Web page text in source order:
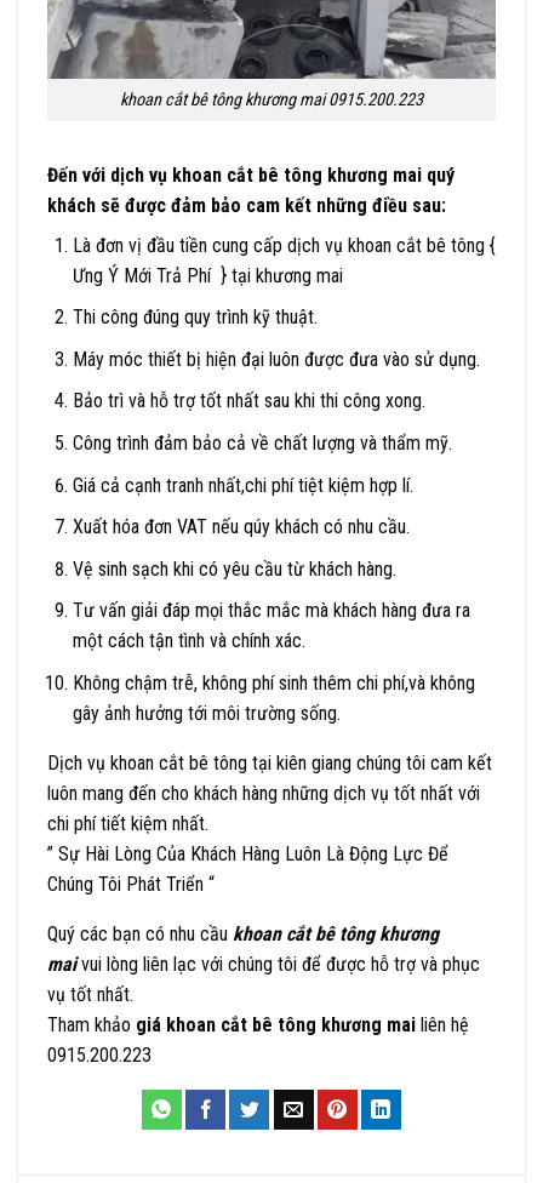
khoan cắt bê tông khương mai 0915.200.223
Đến với dịch vụ khoan cắt bê tông khương mai quý
khách sẽ được đảm bảo cam kết những điều sau:
Là đơn vị đầu tiền cung cấp dịch vụ khoan cắt bê tông {
Ưng Ý Mới Trả Phí } tại khương mai
Thi công đúng quy trình kỹ thuật.
Máy móc thiết bị hiện đại luôn được đưa vào sử dụng.
Bảo trì và hỗ trợ tốt nhất sau khi thi công xong.
Công trình đảm bảo cả về chất lượng và thẩm mỹ.
Giá cả cạnh tranh nhất,chi phí tiệt kiệm hợp lí.
Xuất hóa đơn VAT nếu qúy khách có nhu cầu.
Vệ sinh sạch khi có yêu cầu từ khách hàng.
Tư vấn giải đáp mọi thắc mắc mà khách hàng đưa ra
một cách tận tình và chính xác.
Không chậm trễ, không phí sinh thêm chi phí,và không
gây ảnh hưởng tới môi trường sống.
Dịch vụ khoan cắt bê tông tại kiên giang chúng tôi cam kết
luôn mang đến cho khách hàng những dịch vụ tốt nhất với
chi phí tiết kiệm nhất.
” Sự Hài Lòng Của Khách Hàng Luôn Là Động Lực Để
Chúng Tôi Phát Triển “
Quý các bạn có nhu cầu khoan cắt bê tông khương
maivui lòng liên lạc với chúng tôi để được hỗ trợ và phục
vụ tốt nhất.
Tham khảo giá khoan cắt bê tông khương mai liên hệ
0915.200.223